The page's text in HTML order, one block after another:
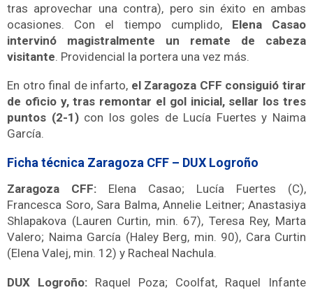
tras aprovechar una contra), pero sin éxito en ambas
ocasiones. Con el tiempo cumplido, Elena Casao
intervinó magistralmente un remate de cabeza
visitante. Providencial la portera una vez más.
En otro final de infarto, el Zaragoza CFF consiguió tirar
de oficio y, tras remontar el gol inicial, sellar los tres
puntos (2-1)con los goles de Lucía Fuertes y Naima
García.
Ficha técnica Zaragoza CFF – DUX Logroño
Zaragoza CFF: Elena Casao; Lucía Fuertes (C),
Francesca Soro, Sara Balma, Annelie Leitner; Anastasiya
Shlapakova (Lauren Curtin, min. 67), Teresa Rey, Marta
Valero; Naima García (Haley Berg, min. 90), Cara Curtin
(Elena Valej, min. 12) y Racheal Nachula.
DUX Logroño: Raquel Poza; Coolfat, Raquel Infante